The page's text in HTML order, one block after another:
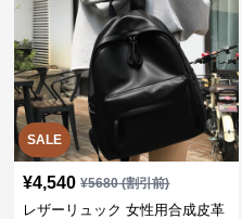
SALE
¥4,540 ¥5680(割引前)
レザーリュック 女性用合成皮革